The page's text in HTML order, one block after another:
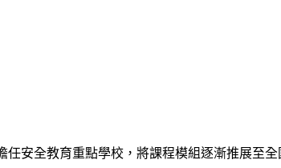
安全教育重點學校，將課程模組逐漸推展至